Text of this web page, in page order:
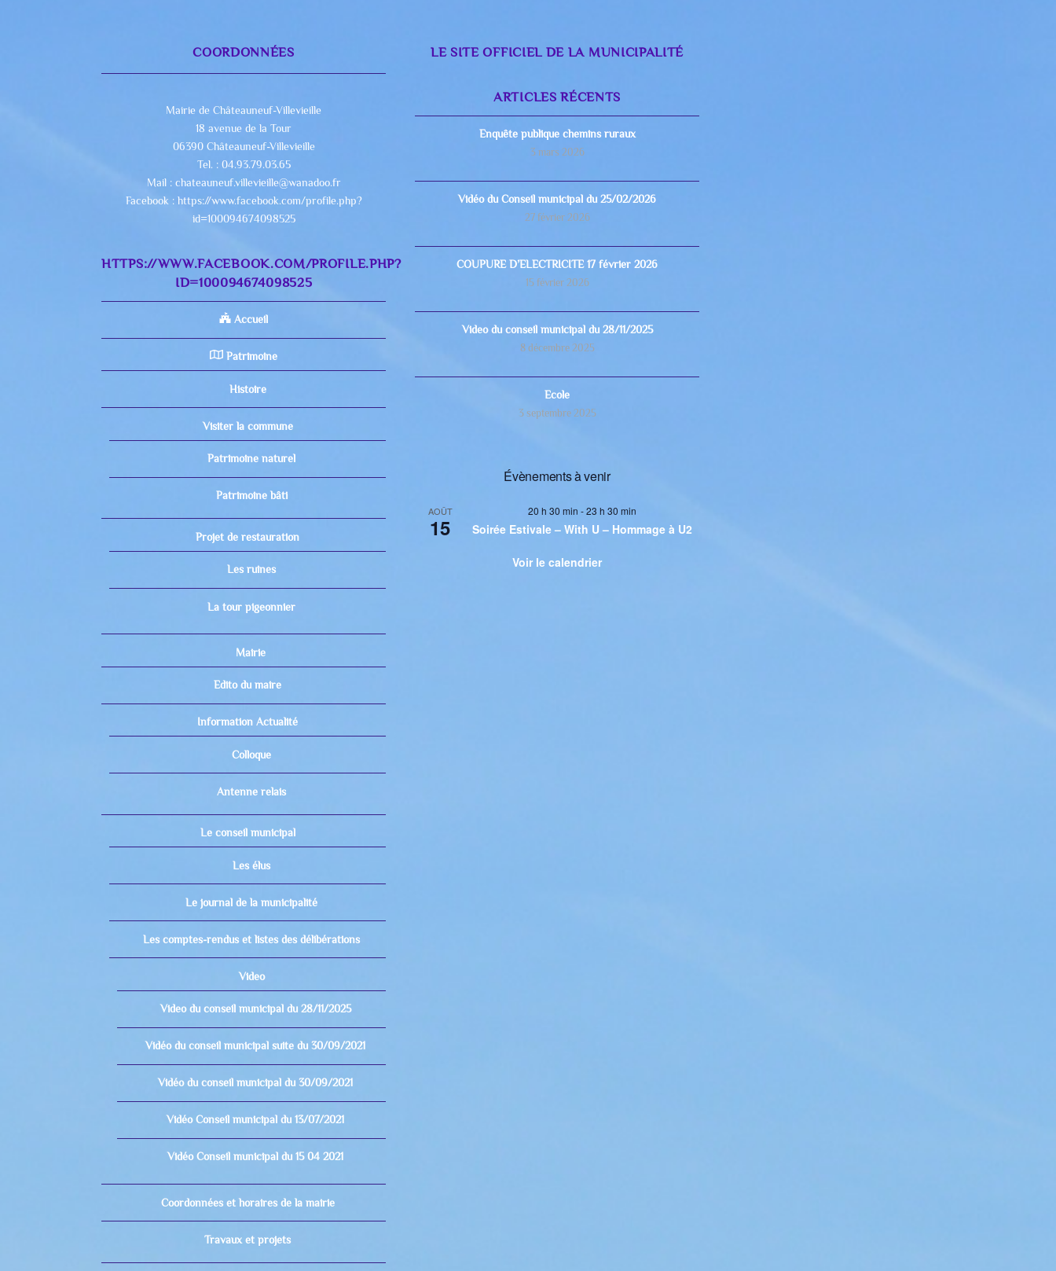
COORDONNÉES
Mairie de Châteauneuf-Villevieille
18 avenue de la Tour
06390 Châteauneuf-Villevieille
Tel. : 04.93.79.03.65
Mail : chateauneuf.villevieille@wanadoo.fr
Facebook : https://www.facebook.com/profile.php?
id=100094674098525
HTTPS://WWW.FACEBOOK.COM/PROFILE.PHP?
ID=100094674098525
Accueil
Patrimoine
Histoire
Visiter la commune
Patrimoine naturel
Patrimoine bâti
Projet de restauration
Les ruines
La tour pigeonnier
Mairie
Edito du maire
Information Actualité
Colloque
Antenne relais
Le conseil municipal
Les élus
Le journal de la municipalité
Les comptes-rendus et listes des délibérations
Video
Video du conseil municipal du 28/11/2025
Vidéo du conseil municipal suite du 30/09/2021
Vidéo du conseil municipal du 30/09/2021
Vidéo Conseil municipal du 13/07/2021
Vidéo Conseil municipal du 15 04 2021
Coordonnées et horaires de la mairie
Travaux et projets
LE SITE OFFICIEL DE LA MUNICIPALITÉ
ARTICLES RÉCENTS
Enquête publique chemins ruraux
3 mars 2026
Vidéo du Conseil municipal du 25/02/2026
27 février 2026
COUPURE D’ELECTRICITE 17 février 2026
15 février 2026
Video du conseil municipal du 28/11/2025
8 décembre 2025
Ecole
3 septembre 2025
Évènements à venir
AOÛT
15
20 h 30 min -23 h 30 min
Soirée Estivale – With U – Hommage à U2
Voir le calendrier